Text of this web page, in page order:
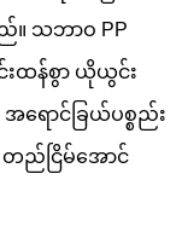
ည်။ သဘာဝ PP
းထန်စွာ ယိုယွင်း
ရောင်ခြယ်ပစ္စည်း
တည်ငြိမ်အောင်